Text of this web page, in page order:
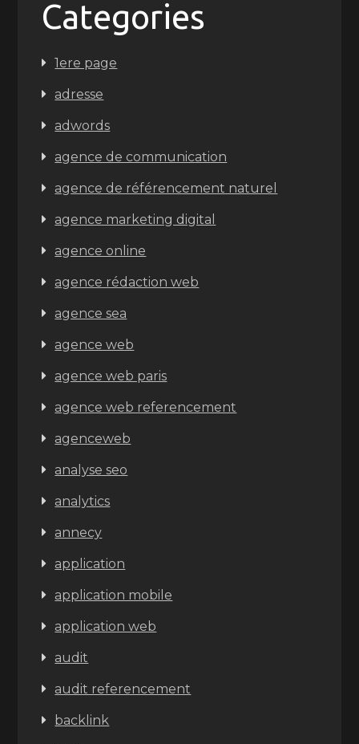
Categories
1ere page
adresse
adwords
agence de communication
agence de référencement naturel
agence marketing digital
agence online
agence rédaction web
agence sea
agence web
agence web paris
agence web referencement
agenceweb
analyse seo
analytics
annecy
application
application mobile
application web
audit
audit referencement
backlink